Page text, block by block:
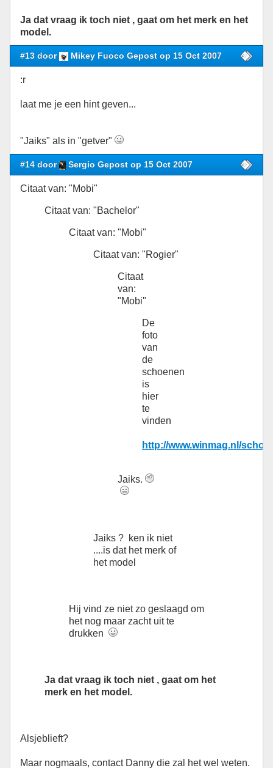
Ja dat vraag ik toch niet , gaat om het merk en het
model.
#13 door Mikey Fuoco Gepost op 15 Oct 2007
:r
laat me je een hint geven...
"Jaiks" als in "getver"
#14 door Sergio Gepost op 15 Oct 2007
Citaat van: "Mobi"
Citaat van: "Bachelor"
Citaat van: "Mobi"
Citaat van: "Rogier"
Citaat
van:
"Mobi"
De
foto
van
de
schoenen
is
hier
te
vinden
http://www.winmag.nl/
Jaiks.
Jaiks ? ken ik niet
....is dat het merk of
het model
Hij vind ze niet zo geslaagd om
het nog maar zacht uit te
drukken
Ja dat vraag ik toch niet , gaat om het
merk en het model.
Alsjeblieft?
Maar nogmaals, contact Danny die zal het wel weten.